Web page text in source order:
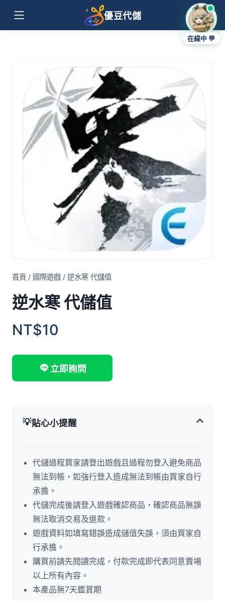
優豆代儲
首頁 / 國際遊戲 / 逆水寒 代儲值
逆水寒 代儲值
NT$10
立即詢問
💡貼心小提醒
代儲過程買家請登出遊戲且過程勿登入避免商品
無法到帳，如強行登入造成無法到帳由買家自行
承擔。
代儲完成後請登入遊戲確認商品，確認商品無誤
無法取消交易及退款。
遊戲資料如填寫錯誤造成儲值失誤，須由買家自
行承擔。
購買前請先閱讀完成，付款完成即代表同意賣場
以上所有內容。
本產品無7天鑑賞期
在線中 💬